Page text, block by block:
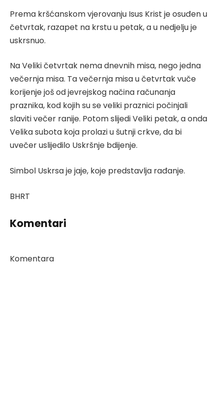
Prema kršćanskom vjerovanju Isus Krist je osuđen u
četvrtak, razapet na krstu u petak, a u nedjelju je
uskrsnuo.
Na Veliki četvrtak nema dnevnih misa, nego jedna
večernja misa. Ta večernja misa u četvrtak vuče
korijenje još od jevrejskog načina računanja
praznika, kod kojih su se veliki praznici počinjali
slaviti večer ranije. Potom slijedi Veliki petak, a onda
Velika subota koja prolazi u šutnji crkve, da bi
uvečer uslijedilo Uskršnje bdijenje.
Simbol Uskrsa je jaje, koje predstavlja rađanje.
BHRT
Komentari
Komentara